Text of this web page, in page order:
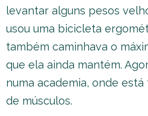
levantar alguns pesos
usou uma bicicleta
também caminhava o
que ela ainda mantém.
numa academia, onde
de músculos.